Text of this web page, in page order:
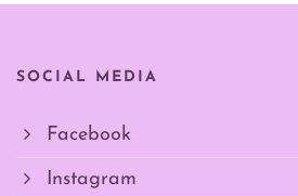
SOCIAL MEDIA
Facebook
Instagram